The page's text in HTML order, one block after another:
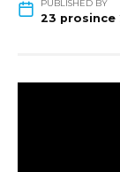
PUBLISHED BY
23 prosince